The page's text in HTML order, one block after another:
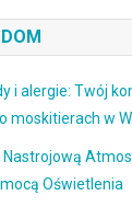
i alergie: Twój
moskitierach w
Oświetlenia